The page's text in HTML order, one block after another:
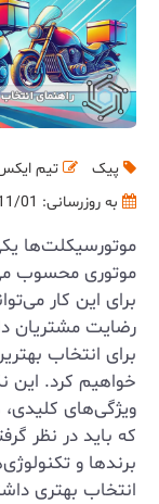
پیک تیم
به روزرسانی: 01
موتورسیکلت‌ها
موتوری محسوب
برای این کار
رضایت مشتریان
برای انتخاب
خواهیم کرد. این
ویژگی‌های
که باید در نظر
برندها و
انتخاب بهتری